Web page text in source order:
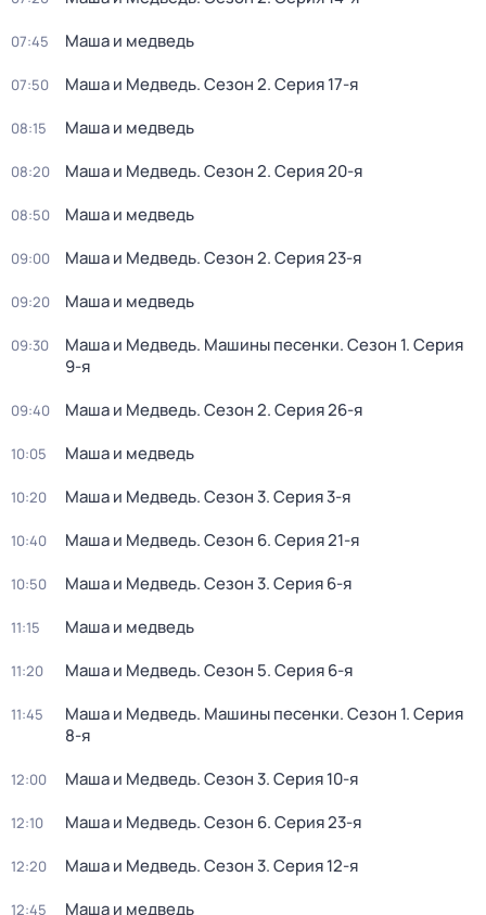
07:45 Маша и медведь
07:50 Маша и Медведь. Сезон 2. Серия 17-я
08:15 Маша и медведь
08:20 Маша и Медведь. Сезон 2. Серия 20-я
08:50 Маша и медведь
09:00 Маша и Медведь. Сезон 2. Серия 23-я
09:20 Маша и медведь
09:30 Маша и Медведь. Машины песенки. Сезон 1. Серия
9-я
09:40 Маша и Медведь. Сезон 2. Серия 26-я
10:05 Маша и медведь
10:20 Маша и Медведь. Сезон 3. Серия 3-я
10:40 Маша и Медведь. Сезон 6. Серия 21-я
10:50 Маша и Медведь. Сезон 3. Серия 6-я
11:15 Маша и медведь
11:20 Маша и Медведь. Сезон 5. Серия 6-я
11:45 Маша и Медведь. Машины песенки. Сезон 1. Серия
8-я
12:00 Маша и Медведь. Сезон 3. Серия 10-я
12:10 Маша и Медведь. Сезон 6. Серия 23-я
12:20 Маша и Медведь. Сезон 3. Серия 12-я
12:45 Маша и медведь